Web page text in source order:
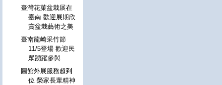
臺灣花菓盆栽展在
臺南 歡迎展期欣
賞盆栽藝術之美
臺南龍崎采竹節
11/5登場 歡迎民
眾踴躍參與
圖館外展服務超到
位 榮家長輩精神